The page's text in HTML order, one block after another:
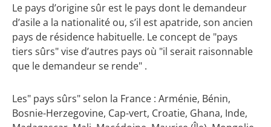
Le pays d’origine sûr est le pays dont le demandeur
d’asile a la nationalité ou, s’il est apatride, son ancien
pays de résidence habituelle. Le concept de "pays
tiers sûrs" vise d’autres pays où "il serait raisonnable
que le demandeur se rende" .
Les" pays sûrs" selon la France : Arménie, Bénin,
Bosnie-Herzegovine, Cap-vert, Croatie, Ghana, Inde,